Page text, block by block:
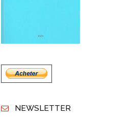
NEWSLETTER